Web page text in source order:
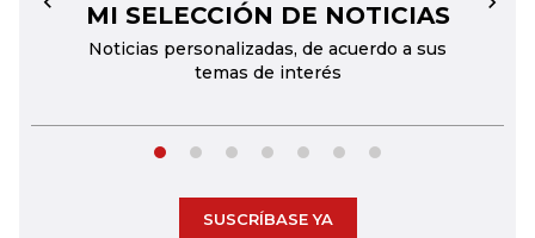
MI SELECCIÓN DE NOTICIAS
Noticias personalizadas, de acuerdo a sus
temas de interés
← →
SUSCRÍBASE YA